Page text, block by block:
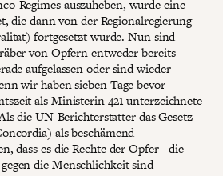
Regimes auszuheben, wurde eine
die dann von der Regionalregierung
fortgesetzt wurde. Nun sind
von Opfern entweder bereits
aufgelassen oder sind wieder
wir haben sieben Tage bevor
als Ministerin 421 unterzeichnete
die UN-Berichterstatter das Gesetz
als beschämend
dass es die Rechte der Opfer - die
die Menschlichkeit sind -